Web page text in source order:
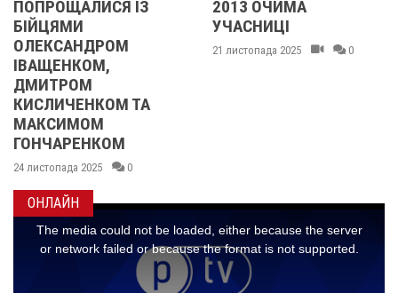
ПОПРОЩАЛИСЯ ІЗ
БІЙЦЯМИ
ОЛЕКСАНДРОМ
ІВАЩЕНКОМ,
ДМИТРОМ
КИСЛИЧЕНКОМ ТА
МАКСИМОМ
ГОНЧАРЕНКОМ
24 листопада 2025 0
2013 ОЧИМА
УЧАСНИЦІ
21 листопада 2025 0
ОНЛАЙН